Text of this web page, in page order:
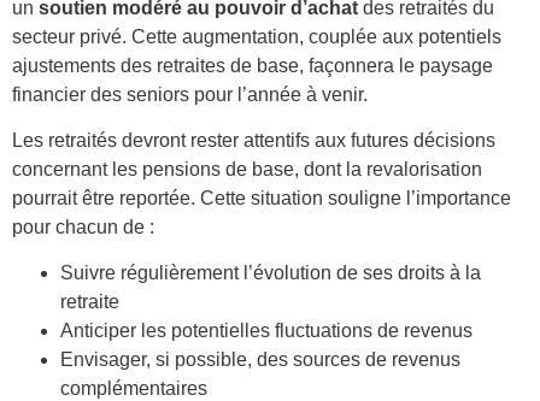
un soutien modéré au pouvoir d’achat des retraités du
secteur privé. Cette augmentation, couplée aux potentiels
ajustements des retraites de base, façonnera le paysage
financier des seniors pour l’année à venir.
Les retraités devront rester attentifs aux futures décisions
concernant les pensions de base, dont la revalorisation
pourrait être reportée. Cette situation souligne l’importance
pour chacun de :
Suivre régulièrement l’évolution de ses droits à la
retraite
Anticiper les potentielles fluctuations de revenus
Envisager, si possible, des sources de revenus
complémentaires